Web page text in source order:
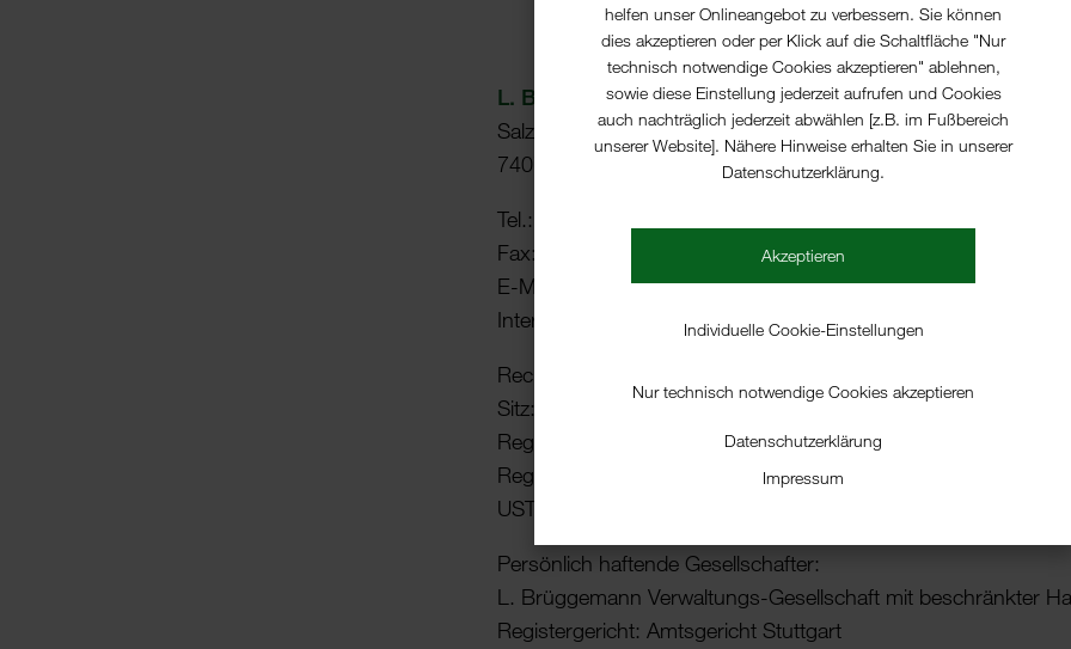
helfen unser Onlineangebot zu verbessern. Sie können
dies akzeptieren oder per Klick auf die Schaltfläche "Nur
technisch notwendige Cookies akzeptieren" ablehnen,
sowie diese Einstellung jederzeit aufrufen und Cookies
auch nachträglich jederzeit abwählen [z.B. im Fußbereich
unserer Website]. Nähere Hinweise erhalten Sie in unserer
Datenschutzerklärung.
Akzeptieren
Individuelle Cookie-Einstellungen
Nur technisch notwendige Cookies akzeptieren
Datenschutzerklärung
Impressum
L. Brüg­ge­mann GmbH & Co. KG
Salz­straße 131
74076 Heil­bronn, Deut­sch­land
Tel.: +49 7131 15 75 - 0
Fax: +49 7131 15 75 -25 -111
E-Mail:
info (at) ­brueg­ge­mann.com
Internet:
www.brueg­ge­mann.com
Rechts­form: Komman­dit­ge­sell­schaft
Sitz: Heil­bronn
Regis­ter­ge­richt: Amts­ge­richt Stutt­gart
Regis­ter­nummer: HRA 100891
UST.-ID.-Nr.: DE145796124
Persön­lich haftende Gesell­schafter:
L. Brüg­ge­mann Verwal­tungs-Gesell­schaft mit beschränkter
Regis­ter­ge­richt: Amts­ge­richt Stutt­gart